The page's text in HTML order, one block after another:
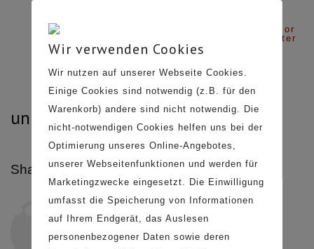
Login or
Register
uni_cpo_tipla_c
Share: Facebook Twitter X LinkedIn Tumblr
KUNDENSERVICE
Kontakt
Telefon 033231 627 04
PROFESSIONALS
Wir verwenden Cookies
Wir nutzen auf unserer Webseite Cookies.
Einige Cookies sind notwendig (z.B. für den
Warenkorb) andere sind nicht notwendig. Die
nicht-notwendigen Cookies helfen uns bei der
Optimierung unseres Online-Angebotes,
unserer Webseitenfunktionen und werden für
Marketingzwecke eingesetzt. Die Einwilligung
umfasst die Speicherung von Informationen
auf Ihrem Endgerät, das Auslesen
personenbezogener Daten sowie deren